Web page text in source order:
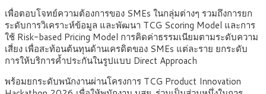
เพื่อตอบโจทย์ความต้องการของ SMEs ในกลุ่มต่างๆ รวมถึงการยก
ระดับการวิเคราะห์ข้อมูล และพัฒนา TCG Scoring Model และการ
ใช้ Risk-based Pricing Model การคิดค่าธรรมเนียมตามระดับความ
เสี่ยง เพื่อสะท้อนต้นทุนด้านเครดิตของ SMEs แต่ละราย ยกระดับ
การให้บริการค้ำประกันในรูปแบบ Direct Approach
พร้อมยกระดับพนักงานผ่านโครงการ TCG Product Innovation